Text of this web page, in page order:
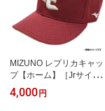
MIZUNO レプリカキャッ
プ【ホーム】［Jrサイズ/
Freeサイズ/XLサイズ］
《楽天イーグルス》
4,000円